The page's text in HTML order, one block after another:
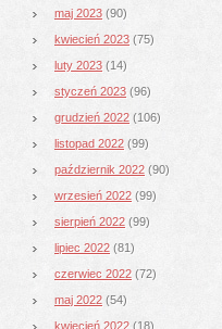
maj 2023 (90)
kwiecień 2023 (75)
luty 2023 (14)
styczeń 2023 (96)
grudzień 2022 (106)
listopad 2022 (99)
październik 2022 (90)
wrzesień 2022 (99)
sierpień 2022 (99)
lipiec 2022 (81)
czerwiec 2022 (72)
maj 2022 (54)
kwiecień 2022 (18)